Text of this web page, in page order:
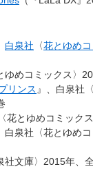
白泉社 〈花とゆめ
ゆめコミックス〉
リンス 』、白泉社
花とゆめコミック
白泉社〈花とゆめ
社文庫〉2015年、